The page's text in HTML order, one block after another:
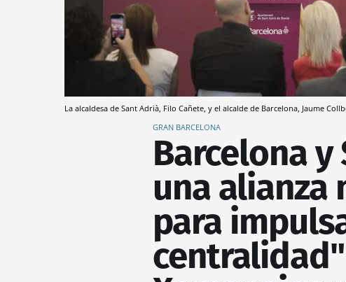
La alcaldesa de Sant Adrià, Filo Cañete, y el alcalde de Barcelona, Jaume
GRAN BARCELONA
Barcelona
una
para